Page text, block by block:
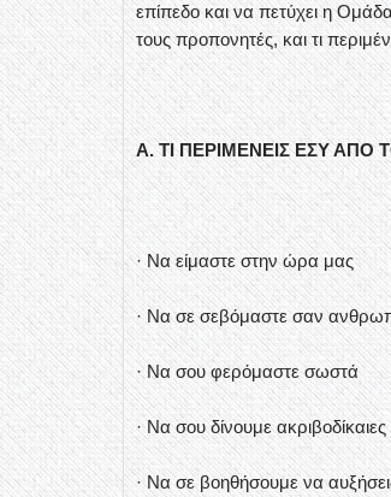
επίπεδο και να πετύχει η
τους προπονητές, και τι
A. ΤΙ ΠΕΡΙΜΕΝΕΙΣ ΕΣΥ
· Να είμαστε στην ώρα μας
· Να σε σεβόμαστε σαν
· Να σου φερόμαστε σωστά
· Να σου δίνουμε ακριβοδίκαιες
· Να σε βοηθήσουμε να